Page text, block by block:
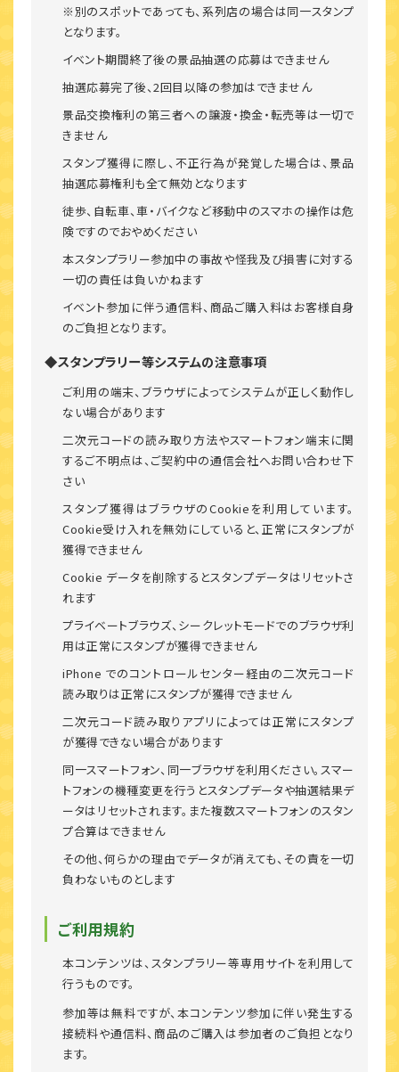
※別のスポットであっても、系列店の場合は同一スタンプ
となります。
イベント期間終了後の景品抽選の応募はできません
抽選応募完了後、2回目以降の参加はできません
景品交換権利の第三者への譲渡・換金・転売等は一切で
きません
スタンプ獲得に際し、不正行為が発覚した場合は、景品
抽選応募権利も全て無効となります
徒歩、自転車、車・バイクなど移動中のスマホの操作は危
険ですのでおやめください
本スタンプラリー参加中の事故や怪我及び損害に対する
一切の責任は負いかねます
イベント参加に伴う通信料、商品ご購入料はお客様自身
のご負担となります。
◆スタンプラリー等システムの注意事項
ご利用の端末、ブラウザによってシステムが正しく動作し
ない場合があります
二次元コードの読み取り方法やスマートフォン端末に関
するご不明点は、ご契約中の通信会社へお問い合わせ下
さい
スタンプ獲得はブラウザのCookieを利用しています。
Cookie受け入れを無効にしていると、正常にスタンプが
獲得できません
Cookie データを削除するとスタンプデータはリセットさ
れます
プライベートブラウズ、シークレットモードでのブラウザ利
用は正常にスタンプが獲得できません
iPhone でのコントロールセンター経由の二次元コード
読み取りは正常にスタンプが獲得できません
二次元コード読み取りアプリによっては正常にスタンプ
が獲得できない場合があります
同一スマートフォン、同一ブラウザを利用ください。スマー
トフォンの機種変更を行うとスタンプデータや抽選結果デ
ータはリセットされます。また複数スマートフォンのスタン
プ合算はできません
その他、何らかの理由でデータが消えても、その責を一切
負わないものとします
ご利用規約
本コンテンツは、スタンプラリー等専用サイトを利用して
行うものです。
参加等は無料ですが、本コンテンツ参加に伴い発生する
接続料や通信料、商品のご購入は参加者のご負担となり
ます。